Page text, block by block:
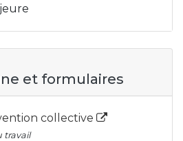
et formulaires
collective
travail